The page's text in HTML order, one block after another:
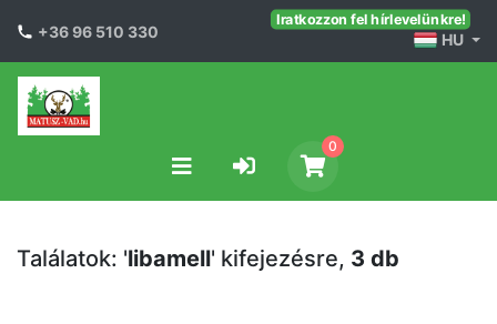
+36 96 510 330
Iratkozzon fel hírlevelünkre!
HU
0
Találatok: 'libamell' kifejezésre, 3 db